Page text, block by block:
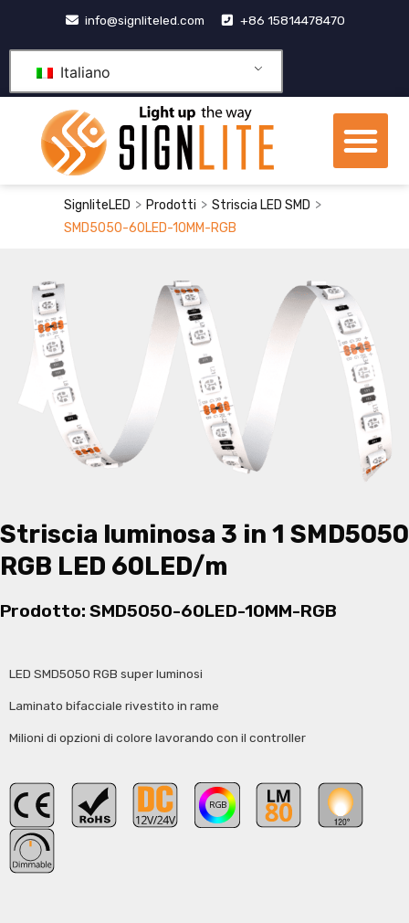
contenuto
info@signliteled.com +86 15814478470
Italiano
SignliteLED > Prodotti > Striscia LED SMD >
SMD5050-60LED-10MM-RGB
Striscia luminosa 3 in 1 SMD5050
RGB LED 60LED/m
Prodotto: SMD5050-60LED-10MM-RGB
LED SMD5050 RGB super luminosi
Laminato bifacciale rivestito in rame
Milioni di opzioni di colore lavorando con il controller
RGB